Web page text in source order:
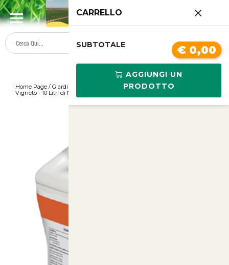
Home Page / Giardinaggio
Concime Fogliare Vitanica Mc per Olivo e
Vigneto - 10 Litri di Nutrimento Natura
CARRELLO
SUBTOTALE € 0,00
AGGIUNGI UN
PRODOTTO